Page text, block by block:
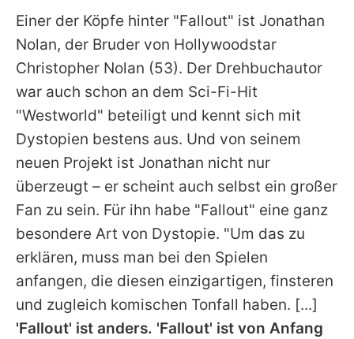
Einer der Köpfe hinter "Fallout" ist Jonathan
Nolan, der Bruder von Hollywoodstar
Christopher Nolan (53). Der Drehbuchautor
war auch schon an dem Sci-Fi-Hit
"Westworld" beteiligt und kennt sich mit
Dystopien bestens aus. Und von seinem
neuen Projekt ist Jonathan nicht nur
überzeugt – er scheint auch selbst ein großer
Fan zu sein. Für ihn habe "Fallout" eine ganz
besondere Art von Dystopie. "Um das zu
erklären, muss man bei den Spielen
anfangen, die diesen einzigartigen, finsteren
und zugleich komischen Tonfall haben. [...]
'Fallout' ist anders. 'Fallout' ist von Anfang